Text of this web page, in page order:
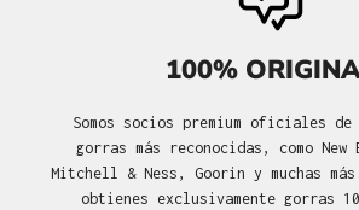
100%
Somos socios premium oficiales de
gorras más reconocidas, como New
Mitchell & Ness, Goorin y muchas
obtienes exclusivamente gorras